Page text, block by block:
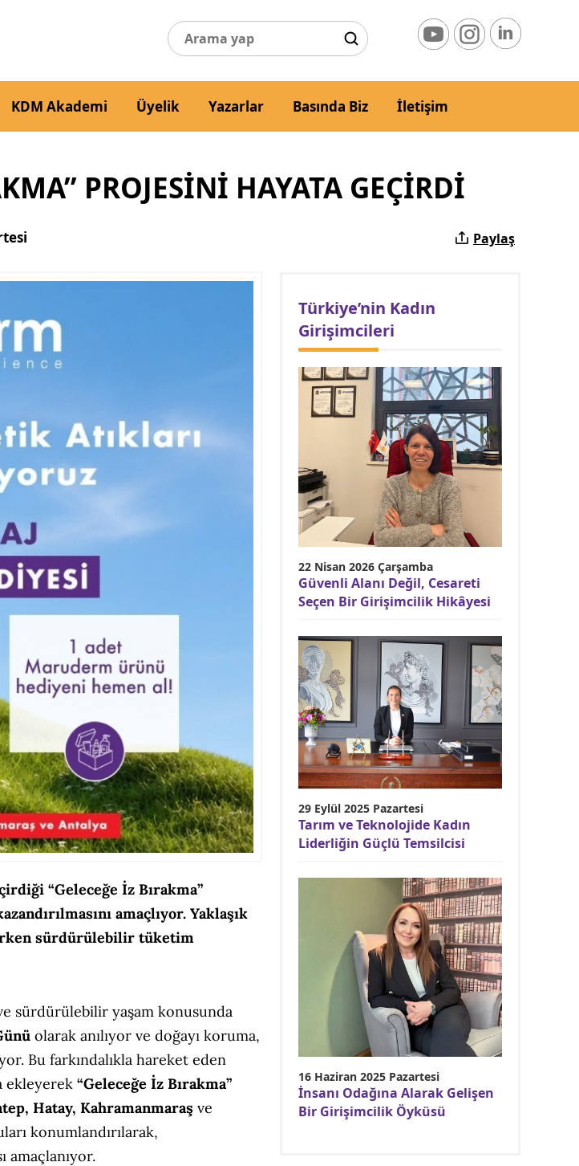
KDM Akademi Üyelik Yazarlar Basında Biz İletişim
PROJESINI HAYATA GEÇIRDI
Paylaş
“Geleceğe İz Bırakma”
amaçlıyor. Yaklaşık
sürdürülebilir tüketim
sürdürülebilir yaşam konusunda
olarak anılıyor ve doğayı koruma,
Bu farkındalıkla hareket eden
ekleyerek “Geleceğe İz Bırakma”
Hatay, Kahramanmaraş ve
konumlandırılarak,
amaçlanıyor.
Türkiye’nin Kadın
Girişimcileri
22 Nisan 2026 Çarşamba
Güvenli Alanı Değil, Cesareti
Seçen Bir Girişimcilik Hikâyesi
29 Eylül 2025 Pazartesi
Tarım ve Teknolojide Kadın
Liderliğin Güçlü Temsilcisi
16 Haziran 2025 Pazartesi
İnsanı Odağına Alarak Gelişen
Bir Girişimcilik Öyküsü